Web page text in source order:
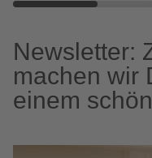
Newsletter:
machen wir
einem